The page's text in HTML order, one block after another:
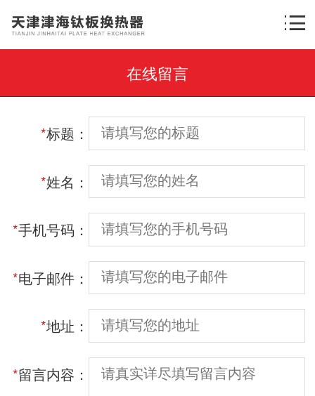
在线留言
*标题：
*姓名：
*手机号码：
*电子邮件：
*地址：
*留言内容：